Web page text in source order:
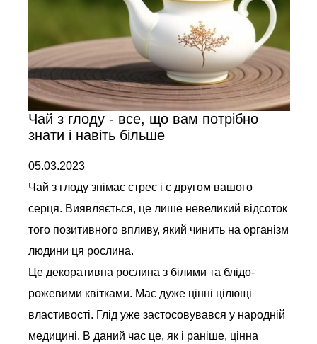
Чай з глоду - все, що вам потрібно
знати і навіть більше
05.03.2023
Чай з глоду знімає стрес і є другом вашого
серця. Виявляється, це лише невеликий відсоток
того позитивного впливу, який чинить на організм
людини ця рослина.
Це декоративна рослина з білими та блідо-
рожевими квітками. Має дуже цінні цілющі
властивості. Глід уже застосовувався у народній
медицині. В даний час це, як і раніше, цінна